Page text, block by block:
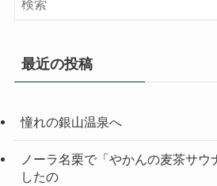
最近の投稿
憧れの銀山温泉へ
ノーラ名栗で「やかんの麦茶サウ
したの